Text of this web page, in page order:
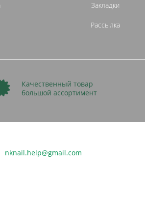
Закладки
Рассылка
Качественный товар
большой ассортимент
nknail.help@gmail.com